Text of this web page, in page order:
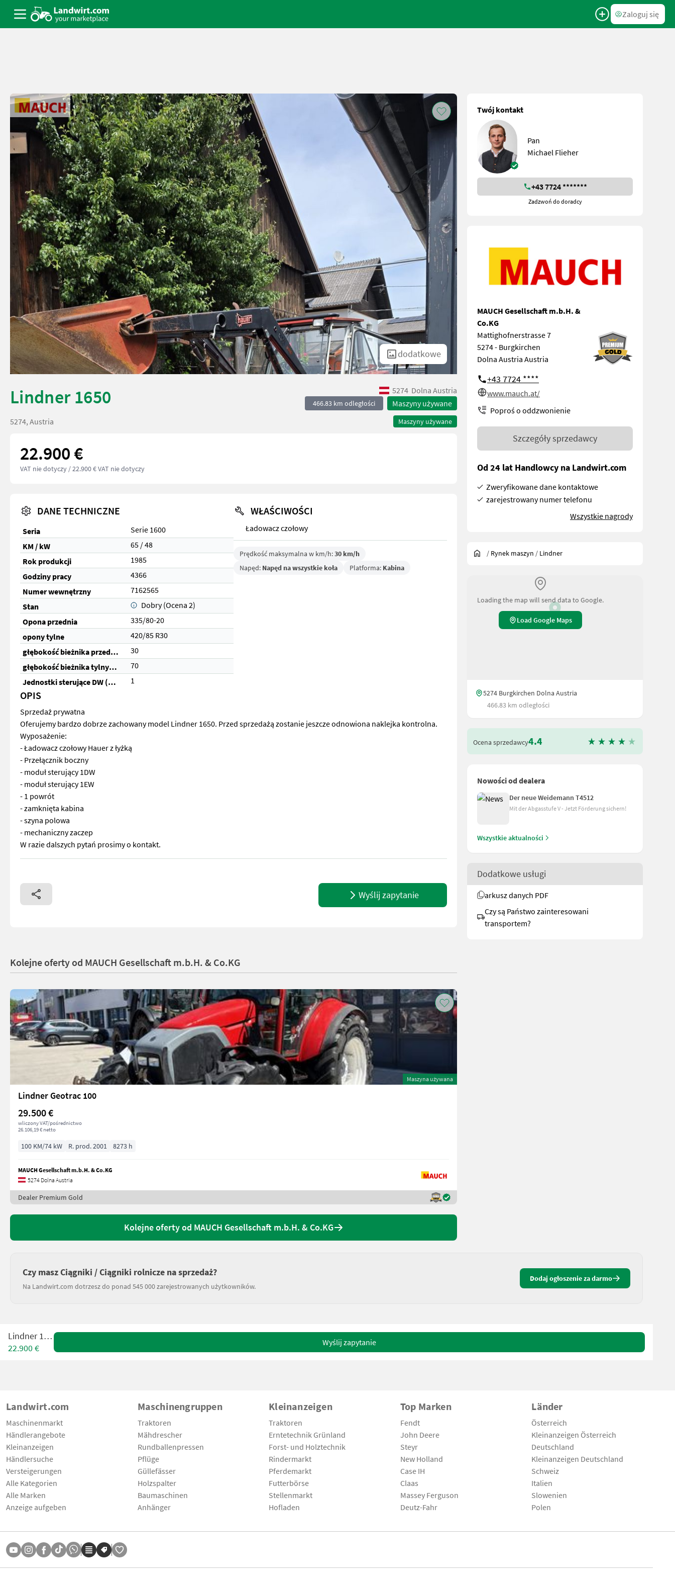
Zaloguj się
dodatkowe
Lindner 1650 5274 Dolna Austria
466.83 km odległości Maszyny używane
Maszyny używane
5274, Austria
22.900 €
VAT nie dotyczy / 22.900 € VAT nie dotyczy
DANE TECHNICZNE
Seria
Serie 1600
KM / kW
65 / 48
Rok produkcji
1985
Godziny pracy
4366
Numer wewnętrzny
7162565
Stan
Dobry (Ocena 2)
Opona przednia
335/80-20
opony tylne
420/85 R30
głębokość bieżnika przednich opon (%)
30
głębokość bieżnika tylnych opon (%)
70
Jednostki sterujące DW (razem)
1
WŁAŚCIWOŚCI
Ładowacz czołowy
Prędkość maksymalna w km/h:30 km/h
Napęd: Napęd na wszystkie koła Platforma: Kabina
OPIS
Sprzedaż prywatna
Oferujemy bardzo dobrze zachowany model Lindner 1650. Przed sprzedażą zostanie jeszcze odnowiona naklejka kontrolna.
Wyposażenie:
- Ładowacz czołowy Hauer z łyżką
- Przełącznik boczny
- moduł sterujący 1DW
- moduł sterujący 1EW
- 1 powrót
- zamknięta kabina
- szyna polowa
- mechaniczny zaczep
W razie dalszych pytań prosimy o kontakt.
Sprzedaż prywatna Oferujemy bardzo dobrze zachowany model Lindner 1650. Przed sprzedażą zostanie jeszcze odnowiona naklejka kontrolna. Wyposażenie: - Ładowacz czołowy Hauer z
Wyślij zapytanie
Twój kontakt
Pan
Michael Flieher
+43 7724 *******
Zadzwoń do doradcy
MAUCH Gesellschaft m.b.H. &
Co.KG
Mattighofnerstrasse 7
5274 - Burgkirchen
Dolna Austria Austria
+43 7724 ****
www.mauch.at/
Poproś o oddzwonienie
Szczegóły sprzedawcy
Od 24 lat Handlowcy na Landwirt.com
Zweryfikowane dane kontaktowe
zarejestrowany numer telefonu
Wszystkie nagrody
/ Rynek maszyn / Lindner
Loading the map will send data to Google.
Load Google Maps
5274 Burgkirchen Dolna Austria
466.83 km odległości
Ocena sprzedawcy4.4
Nowości od dealera
Der neue Weidemann T4512
Mit der Abgasstufe V - Jetzt Förderung sichern!
Wszystkie aktualności
Dodatkowe usługi
arkusz danych PDF
Czy są Państwo zainteresowani
transportem?
Kolejne oferty od MAUCH Gesellschaft m.b.H. & Co.KG
Maszyna używana
Lindner Geotrac 100
29.500 €
wliczony VAT/pośrednictwo
26.106,19 € netto
100 KM/74 kW R. prod. 2001 8273 h
MAUCH Gesellschaft m.b.H. & Co.KG
5274 Dolna Austria
Dealer Premium Gold
Kolejne oferty od MAUCH Gesellschaft m.b.H. & Co.KG
Czy masz Ciągniki / Ciągniki rolnicze na sprzedaż?
Na Landwirt.com dotrzesz do ponad 545 000 zarejestrowanych użytkowników.
Dodaj ogłoszenie za darmo
Lindner 1650
22.900 €
Wyślij zapytanie
Landwirt.com
Maschinenmarkt
Händlerangebote
Kleinanzeigen
Händlersuche
Versteigerungen
Alle Kategorien
Alle Marken
Anzeige aufgeben
Maschinengruppen
Traktoren
Mähdrescher
Rundballenpressen
Pflüge
Güllefässer
Holzspalter
Baumaschinen
Anhänger
Kleinanzeigen
Traktoren
Erntetechnik Grünland
Forst- und Holztechnik
Rindermarkt
Pferdemarkt
Futterbörse
Stellenmarkt
Hofladen
Top Marken
Fendt
John Deere
Steyr
New Holland
Case IH
Claas
Massey Ferguson
Deutz-Fahr
Länder
Österreich
Kleinanzeigen Österreich
Deutschland
Kleinanzeigen Deutschland
Schweiz
Italien
Slowenien
Polen